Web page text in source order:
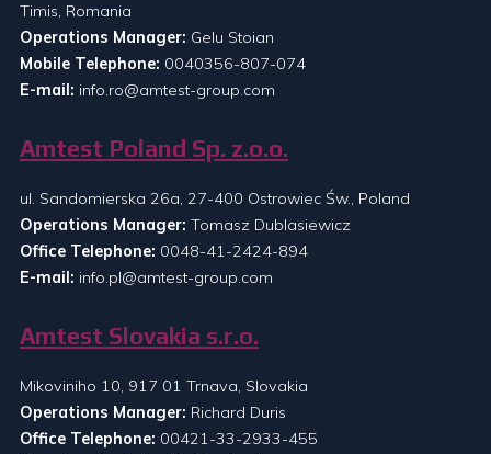
Timis, Romania
Operations Manager: Gelu Stoian
Mobile Telephone: 0040356-807-074
E-mail: info.ro@amtest-group.com
Amtest Poland Sp. z.o.o.
ul. Sandomierska 26a, 27-400 Ostrowiec Św., Poland
Operations Manager: Tomasz Dublasiewicz
Office Telephone: 0048-41-2424-894
E-mail: info.pl@amtest-group.com
Amtest Slovakia s.r.o.
Mikoviniho 10, 917 01 Trnava, Slovakia
Operations Manager: Richard Duris
Office Telephone: 00421-33-2933-455